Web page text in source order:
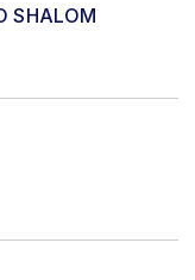
SHALOM